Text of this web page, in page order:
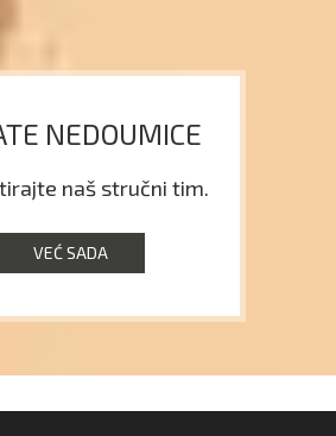
NEDOUMICE
naš stručni tim.
VEĆ SADA